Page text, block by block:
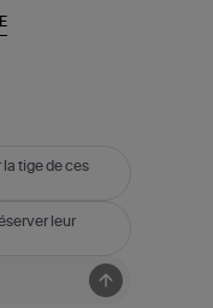
tige de ces
leur